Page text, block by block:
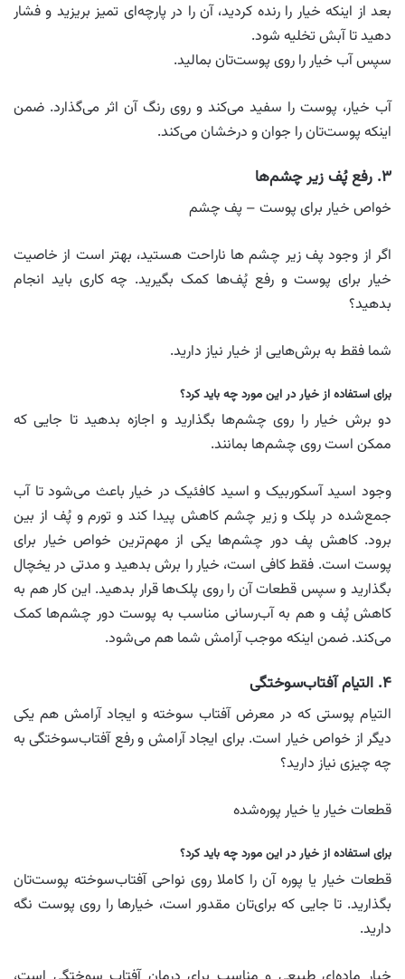
بعد از اینکه خیار را رنده کردید، آن را در پارچه‌ای تمیز بریزید و فشار
دهید تا آبش تخلیه شود.
سپس آب خیار را روی پوست‌تان بمالید.
آب خیار، پوست را سفید می‌کند و روی رنگ آن اثر می‌گذارد. ضمن
اینکه پوست‌تان را جوان و درخشان می‌کند.
۳. رفع پُف زیر چشم‌ها
خواص خیار برای پوست – پف چشم
اگر از وجود پف زیر چشم ها ناراحت‌ هستید، بهتر است از خاصیت
خیار برای پوست و رفع پُف‌ها کمک بگیرید. چه کاری باید انجام
بدهید؟
شما فقط به برش‌هایی از خیار نیاز دارید.
برای استفاده از خیار در این مورد چه باید کرد؟
دو برش خیار را روی چشم‌ها بگذارید و اجازه بدهید تا جایی که
ممکن است روی چشم‌ها بمانند.
وجود اسید آسکوربیک و اسید کافئیک در خیار باعث می‌شود تا آب
جمع‌شده در پلک و زیر چشم کاهش پیدا کند و تورم و پُف از بین
برود. کاهش پف دور چشم‌ها یکی از مهم‌ترین خواص خیار برای
پوست است. فقط کافی است، خیار را برش بدهید و مدتی در یخچال
بگذارید و سپس قطعات آن را روی پلک‌ها قرار بدهید. این کار هم به
کاهش پُف و هم به آب‌رسانی مناسب به پوست دور چشم‌ها کمک
می‌کند. ضمن اینکه موجب آرامش شما هم می‌شود.
۴. التیام آفتاب‌سوختگی
التیام پوستی که در معرض آفتاب سوخته و ایجاد آرامش هم یکی
دیگر از خواص خیار است. برای ایجاد آرامش و رفع آفتاب‌سوختگی به
چه چیزی نیاز دارید؟
قطعات خیار یا خیار پوره‌شده
برای استفاده از خیار در این مورد چه باید کرد؟
قطعات خیار یا پوره آن را کاملا روی نواحی آفتاب‌سوخته پوست‌تان
بگذارید. تا جایی که برای‌تان مقدور است، خیارها را روی پوست نگه
دارید.